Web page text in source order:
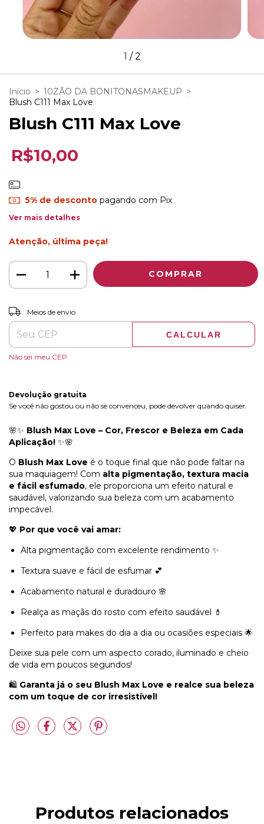
1 /2
Início > 10ZÃO DA BONITONASMAKEUP >
Blush C111 Max Love
Blush C111 Max Love
R$10,00
5% de descontopagando com Pix
Ver mais detalhes
Atenção, última peça!
Entregas para o CEP:
Meios de envio
CALCULAR
Não sei meu CEP
Devolução gratuita
Se você não gostou ou não se convenceu, pode devolver quando quiser.
🌸✨ Blush Max Love – Cor, Frescor e Beleza em Cada
Aplicação! ✨🌸
O Blush Max Love é o toque final que não pode faltar na
sua maquiagem! Com alta pigmentação, textura macia
e fácil esfumado, ele proporciona um efeito natural e
saudável, valorizando sua beleza com um acabamento
impecável.
💖 Por que você vai amar:
Alta pigmentação com excelente rendimento ✨
Textura suave e fácil de esfumar 💕
Acabamento natural e duradouro 🌸
Realça as maçãs do rosto com efeito saudável 💄
Perfeito para makes do dia a dia ou ocasiões especiais 🌟
Deixe sua pele com um aspecto corado, iluminado e cheio
de vida em poucos segundos!
🛍️ Garanta já o seu Blush Max Love e realce sua beleza
com um toque de cor irresistível!
Produtos relacionados